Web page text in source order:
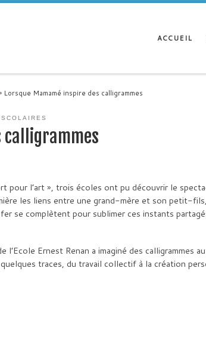
ACCUEIL
Lorsque Mamamé inspire des calligrammes
calligrammes
pour l’art », trois écoles ont pu découvrir le
les liens entre une grand-mère et son petit-
se complètent pour sublimer ces instants
Ernest Renan a imaginé des calligrammes
traces, du travail collectif à la création